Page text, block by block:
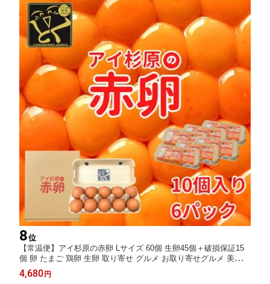
8位
【常温便】アイ杉原の赤卵 Lサイズ 60個 生卵45個＋破損保証15
個 卵 たまご 鶏卵 生卵 取り寄せ グルメ お取り寄せグルメ 美味し
い 新鮮 新鮮な生卵 産みたて卵 赤い卵 赤卵 直送 産地直送 養鶏
養鶏場 健康 高級 ギフト 贈答用 お歳暮 お中元 徳島 徳島県産
4,680 円